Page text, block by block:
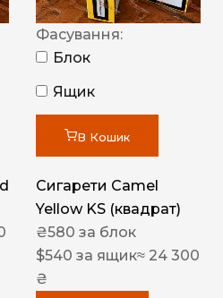
Фасування:
Блок
Ящик
В Кошик
Сигарети Camel
Yellow KS (квадрат)
₴580 за блок
$540 за ящик≈ 24 300
₴